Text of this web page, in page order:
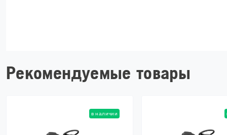
Рекомендуемые товары
в наличии